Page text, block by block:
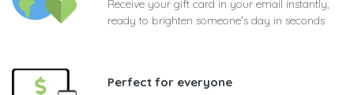
Receive your gift card in your email instantly,
ready to brighten someone's day in seconds
Perfect for everyone